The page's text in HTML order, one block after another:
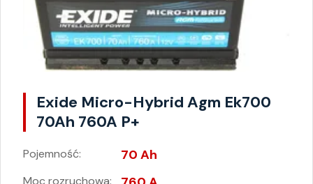
Exide Micro-Hybrid Agm Ek700
70Ah 760A P+
Pojemność: 70 Ah
Moc rozruchowa: